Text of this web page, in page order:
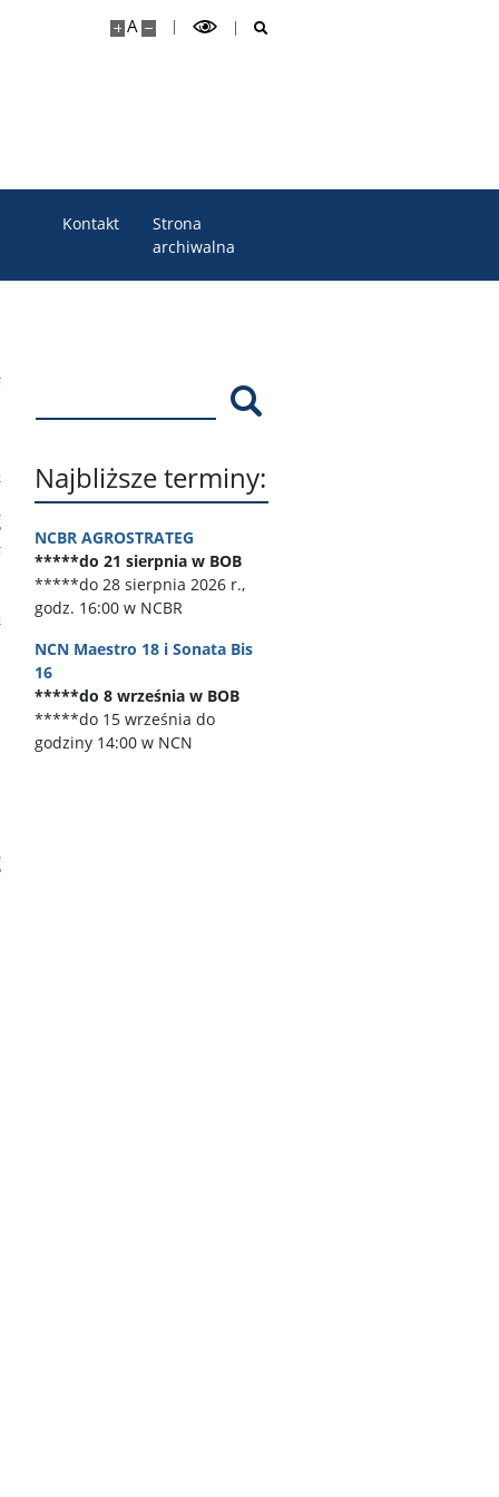
A
Kontakt
Strona
archiwalna
Szukaj
Najbliższe terminy:
NCBR AGROSTRATEG
*****do 21 sierpnia w BOB
*****do 28 sierpnia 2026 r.,
godz. 16:00 w NCBR
NCN Maestro 18 i Sonata Bis
16
*****do 8 września w BOB
*****do 15 września do
godziny 14:00 w NCN